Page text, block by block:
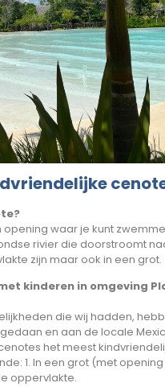
opening waar je kunt
rivier die doorstroomt
zijn maar ook in een grot.
kinderen in omgeving
die wij hadden,
en aan de locale
het meest
1. In een grot (met
oppervlakte.